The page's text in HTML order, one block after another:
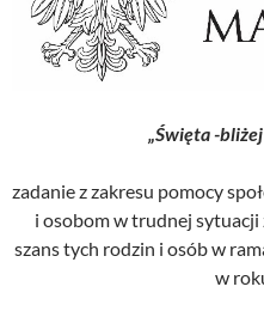
„Święta -
zadanie z zakresu pomocy
i osobom w trudnej
szans tych rodzin i osób w
w